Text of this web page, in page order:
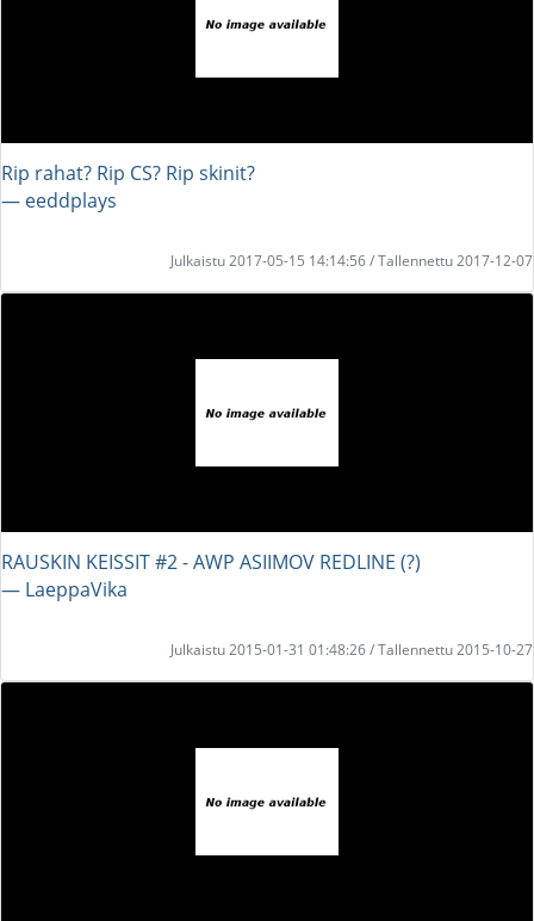
Rip rahat? Rip CS? Rip skinit?
― eeddplays
Julkaistu 2017-05-15 14:14:56 / Tallennettu 2017-12-07
RAUSKIN KEISSIT #2 - AWP ASIIMOV REDLINE (?)
― LaeppaVika
Julkaistu 2015-01-31 01:48:26 / Tallennettu 2015-10-27